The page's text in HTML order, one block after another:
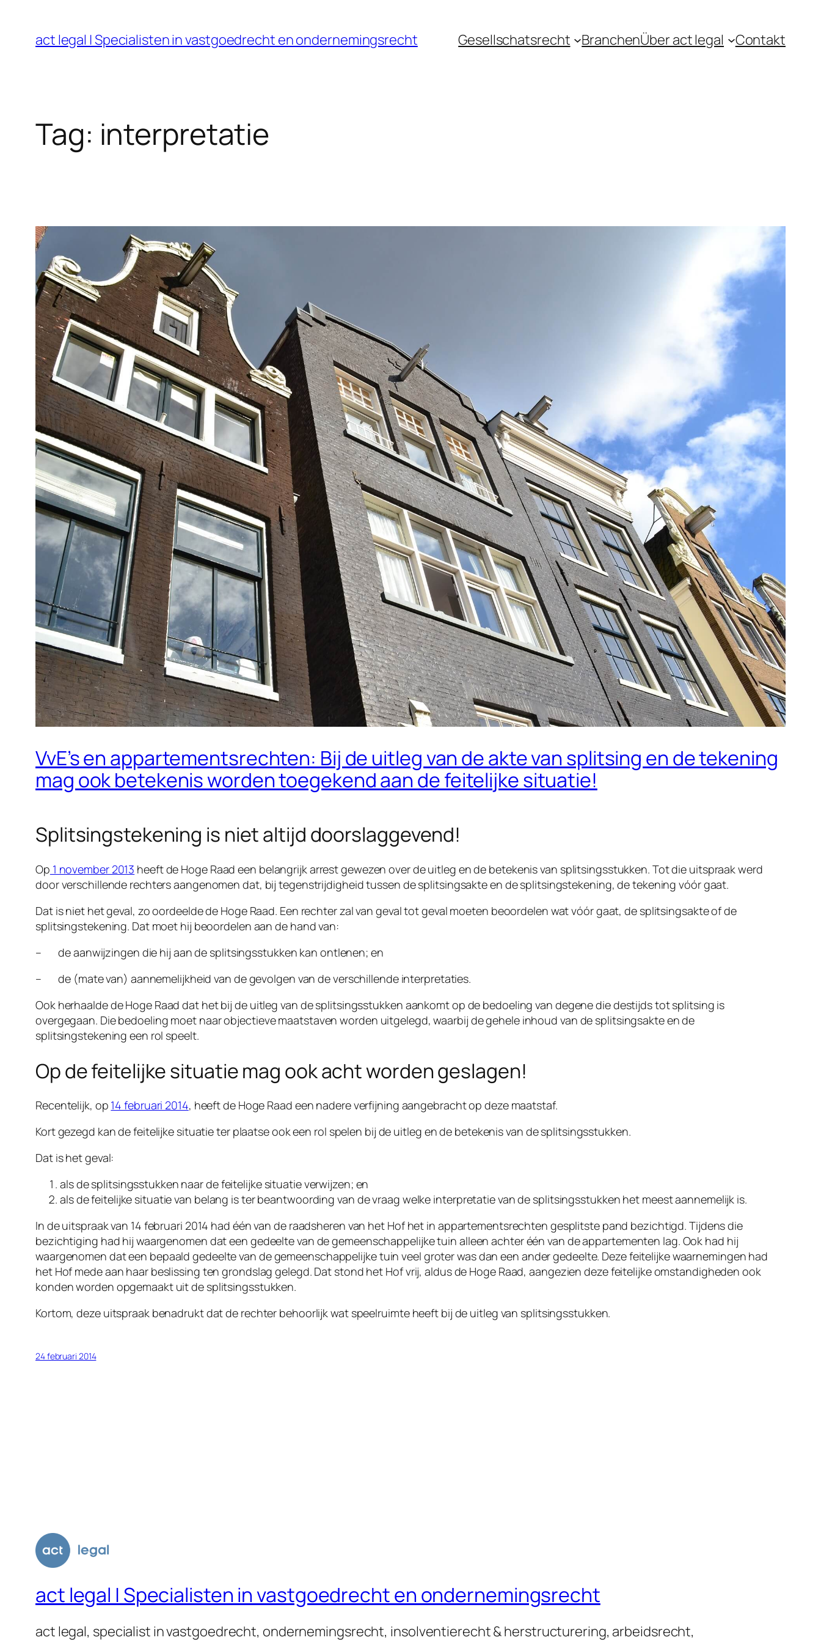
act legal | Specialisten in vastgoedrecht en ondernemingsrecht Gesellschatsrecht BranchenÜber act legal Contakt
Tag: interpretatie
VvE’s en appartementsrechten: Bij de uitleg van de akte van splitsing en de tekening
mag ook betekenis worden toegekend aan de feitelijke situatie!
Splitsingstekening is niet altijd doorslaggevend!
Op 1 november 2013 heeft de Hoge Raad een belangrijk arrest gewezen over de uitleg en de betekenis van splitsingsstukken. Tot die uitspraak werd
door verschillende rechters aangenomen dat, bij tegenstrijdigheid tussen de splitsingsakte en de splitsingstekening, de tekening vóór gaat.
Dat is niet het geval, zo oordeelde de Hoge Raad. Een rechter zal van geval tot geval moeten beoordelen wat vóór gaat, de splitsingsakte of de
splitsingstekening. Dat moet hij beoordelen aan de hand van:
– deaanwijzingen die hij aan de splitsingsstukken kan ontlenen; en
– de (mate van) aannemelijkheid van de gevolgen van de verschillende interpretaties.
Ook herhaalde de Hoge Raad dat het bij de uitleg van de splitsingsstukken aankomt op de bedoeling van degene die destijds tot splitsing is
overgegaan. Die bedoeling moet naarobjectieve maatstaven worden uitgelegd, waarbij de gehele inhoud van de splitsingsakte en de
splitsingstekening een rol speelt.
Op de feitelijke situatie mag ook acht worden geslagen!
Recentelijk, op 14 februari 2014, heeft de Hoge Raad een nadere verfijning aangebracht op deze maatstaf.
Kort gezegd kan de feitelijke situatie ter plaatse ook een rol spelen bij de uitleg en de betekenis van de splitsingsstukken.
Dat is het geval:
als de splitsingsstukken naar de feitelijke situatie verwijzen; en
als de feitelijke situatie van belang is ter beantwoording van de vraag welke interpretatie van de splitsingsstukken het meest aannemelijk is.
In de uitspraak van 14 februari 2014 had één van de raadsheren van het Hof het in appartementsrechten gesplitste pand bezichtigd. Tijdens die
bezichtiging had hij waargenomen dat een gedeelte van de gemeenschappelijke tuin alleen achter één van de appartementen lag. Ook had hij
waargenomen dat een bepaald gedeelte van de gemeenschappelijke tuin veel groter was dan een ander gedeelte. Deze feitelijke waarnemingen had
het Hof mede aan haar beslissing ten grondslag gelegd. Dat stond het Hof vrij, aldus de Hoge Raad, aangezien deze feitelijke omstandigheden ook
konden worden opgemaakt uit de splitsingsstukken.
Kortom, deze uitspraak benadrukt dat de rechter behoorlijk wat speelruimte heeft bij de uitleg van splitsingsstukken.
24 februari 2014
act legal | Specialisten in vastgoedrecht en ondernemingsrecht
act legal, specialist in vastgoedrecht, ondernemingsrecht, insolventierecht & herstructurering, arbeidsrecht,